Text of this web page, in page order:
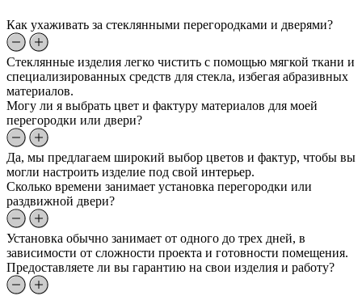
Как ухаживать за стеклянными перегородками и дверями?
Стеклянные изделия легко чистить с помощью мягкой ткани и
специализированных средств для стекла, избегая абразивных
материалов.
Могу ли я выбрать цвет и фактуру материалов для моей
перегородки или двери?
Да, мы предлагаем широкий выбор цветов и фактур, чтобы вы
могли настроить изделие под свой интерьер.
Сколько времени занимает установка перегородки или
раздвижной двери?
Установка обычно занимает от одного до трех дней, в
зависимости от сложности проекта и готовности помещения.
Предоставляете ли вы гарантию на свои изделия и работу?